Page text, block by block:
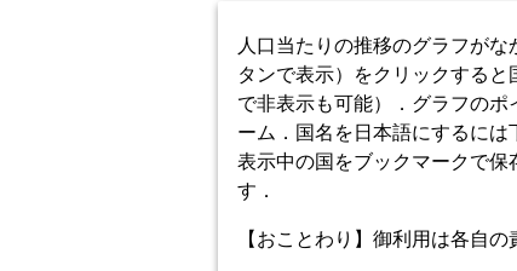
人口当たりの推移のグラフが
タンで表示）をクリックする
で非表示も可能）．グラフの
ーム．国名を日本語にするに
表示中の国をブックマークで
す．
【おことわり】御利用は各自